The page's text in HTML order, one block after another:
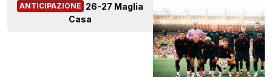
ANTICIPAZIONE 26-27 Maglia
Casa